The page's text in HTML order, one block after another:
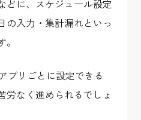
どに、スケジュール設定
の入力・集計漏れといっ
プリごとに設定できる
労なく進められるでしょ